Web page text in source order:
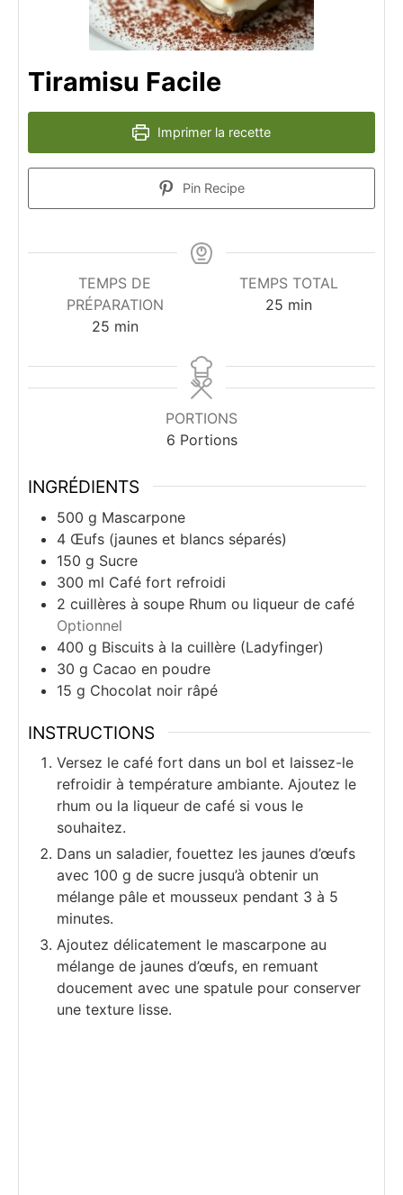
Tiramisu Facile
Imprimer la recette
Pin Recipe
TEMPS DE
PRÉPARATION
25minutes
min
TEMPS TOTAL
25minutes
min
PORTIONS
6 Portions
INGRÉDIENTS
500 g Mascarpone
4 Œufs (jaunes et blancs séparés)
150 g Sucre
300 ml Café fort refroidi
2 cuillères à soupe Rhum ou liqueur de café
Optionnel
400 g Biscuits à la cuillère (Ladyfinger)
30 g Cacao en poudre
15 g Chocolat noir râpé
INSTRUCTIONS
Versez le café fort dans un bol et laissez-le
refroidir à température ambiante. Ajoutez le
rhum ou la liqueur de café si vous le
souhaitez.
Dans un saladier, fouettez les jaunes d’œufs
avec 100 g de sucre jusqu’à obtenir un
mélange pâle et mousseux pendant 3 à 5
minutes.
Ajoutez délicatement le mascarpone au
mélange de jaunes d’œufs, en remuant
doucement avec une spatule pour conserver
une texture lisse.